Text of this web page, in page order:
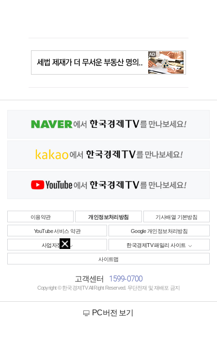
이용약관 개인정보처리방침 기사배열 기본방침
YouTube 서비스 약관 Google 개인정보처리방침
사업자정보 한국경제TV 패밀리 사이트
사이트맵
고객센터 1599-0700
Copyright © 한국경제TV All Right Reserved. 무단전재 및 재배포 금지
PC버전 보기